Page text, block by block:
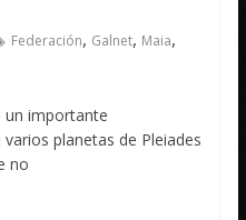
Federación, Galnet, Maia,
un importante
planetas de Pleiades
no